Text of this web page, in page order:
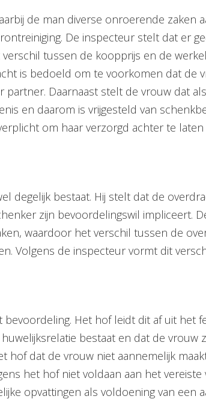
de man diverse onroerende zaken
De inspecteur stelt dat er
tussen de koopprijs en de
is bedoeld om te voorkomen dat de
Daarnaast stelt de vrouw dat
en daarom is vrijgesteld van
om haar verzorgd achter te
degelijk bestaat. Hij stelt dat de
zijn bevoordelingswil impliceert.
waardoor het verschil tussen de
Volgens de inspecteur vormt dit
Het hof leidt dit af uit het
bestaat en dat de vrouw
dat de vrouw niet aannemelijk
het hof niet voldaan aan het
opvattingen als voldoening van